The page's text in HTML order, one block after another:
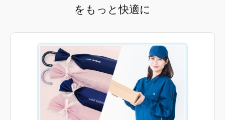
をもっと快適に